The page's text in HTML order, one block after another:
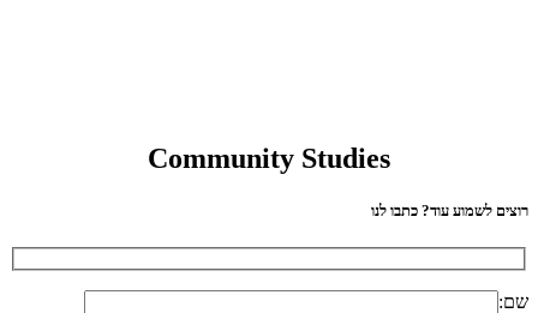
Community Studies
רוצים לשמוע עוד? כתבו לנו
שם: